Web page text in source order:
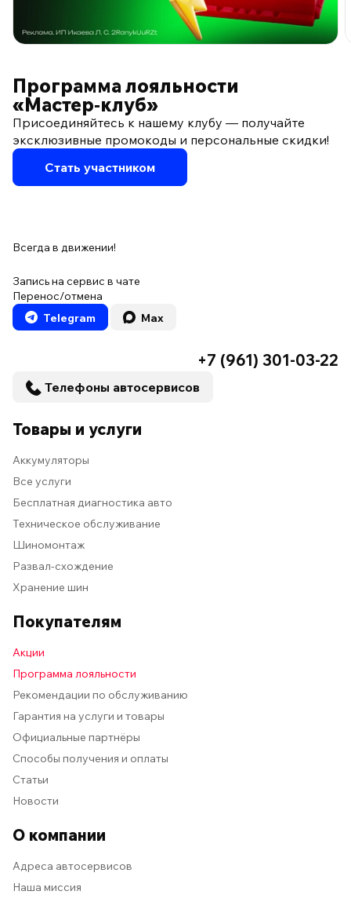
Программа лояльности
«Мастер‑клуб»
Присоединяйтесь к нашему клубу — получайте
эксклюзивные промокоды и персональные скидки!
Стать участником
Всегда в движении!
Запись на сервис в чате
Перенос/отмена
Telegram
Max
+7 (961) 301-03-22
Телефоны автосервисов
Товары и услуги
Аккумуляторы
Все услуги
Бесплатная диагностика авто
Техническое обслуживание
Шиномонтаж
Развал-схождение
Хранение шин
Покупателям
Акции
Программа лояльности
Рекомендации по обслуживанию
Гарантия на услуги и товары
Официальные партнёры
Способы получения и оплаты
Статьи
Новости
О компании
Адреса автосервисов
Наша миссия